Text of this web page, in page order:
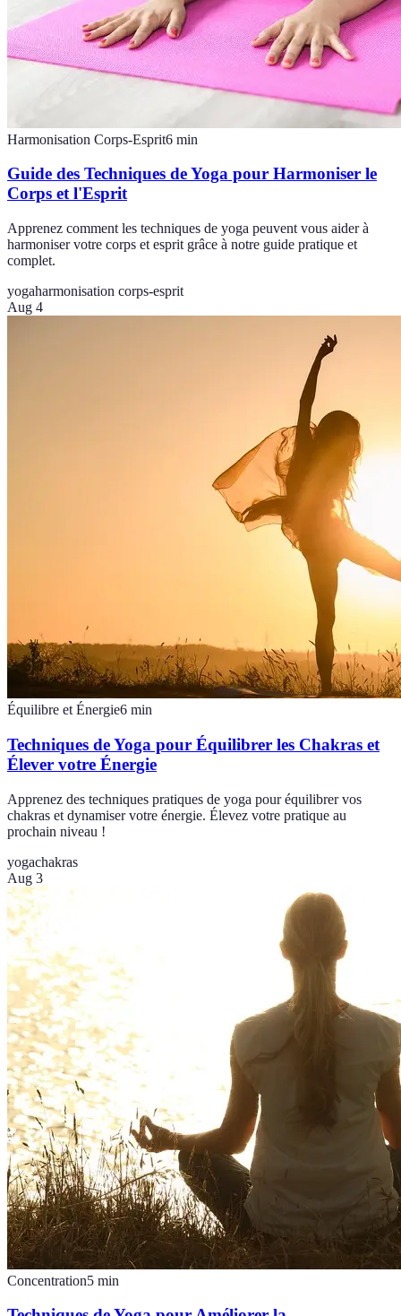
Harmonisation Corps-Esprit6 min
Guide des Techniques de Yoga pour Harmoniser le
Corps et l'Esprit
Apprenez comment les techniques de yoga peuvent vous aider à
harmoniser votre corps et esprit grâce à notre guide pratique et
complet.
yogaharmonisation corps-esprit
Aug 4
Équilibre et Énergie6 min
Techniques de Yoga pour Équilibrer les Chakras et
Élever votre Énergie
Apprenez des techniques pratiques de yoga pour équilibrer vos
chakras et dynamiser votre énergie. Élevez votre pratique au
prochain niveau !
yogachakras
Aug 3
Concentration5 min